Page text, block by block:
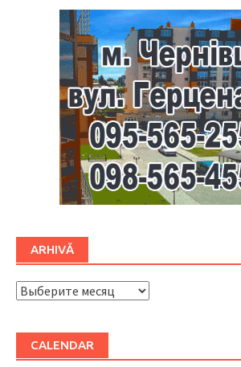
ARHIVĂ
ARHIVĂ
CALENDAR